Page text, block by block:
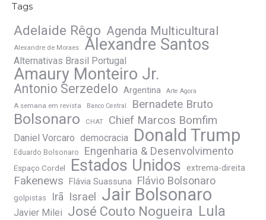
Tags
Adelaide Rêgo Agenda Multicultural
Alexandre de Moraes Alexandre Santos
Alternativas Brasil Portugal
Amaury Monteiro Jr.
Antonio Serzedelo Argentina Arte Agora
A semana em revista Banco Central Bernadete Bruto
Bolsonaro CHAT Chief Marcos Bomfim
Daniel Vorcaro democracia Donald Trump
Eduardo Bolsonaro Engenharia & Desenvolvimento
Espaço Cordel Estados Unidos extrema-direita
Fakenews Flávia Suassuna Flávio Bolsonaro
golpistas Irã Israel Jair Bolsonaro
Javier Milei José Couto Nogueira Lula